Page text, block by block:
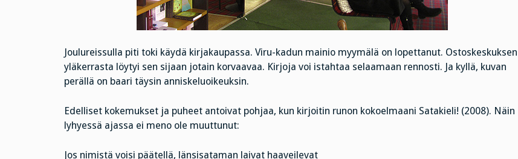
Joulureissulla piti toki käydä kirjakaupassa. Viru-kadun mainio myymälä on lopettanut. Ostoskeskuksen
yläkerrasta löytyi sen sijaan jotain korvaavaa. Kirjoja voi istahtaa selaamaan rennosti. Ja kyllä, kuvan
perällä on baari täysin anniskeluoikeuksin.
Edelliset kokemukset ja puheet antoivat pohjaa, kun kirjoitin runon kokoelmaani Satakieli! (2008). Näin
lyhyessä ajassa ei meno ole muuttunut:
Jos nimistä voisi päätellä, länsisataman laivat haaveilevat